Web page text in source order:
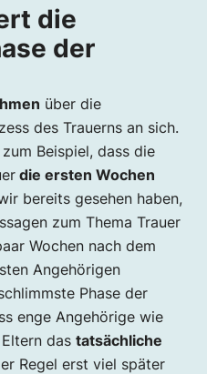
die
der
über die
des Trauerns an sich.
Beispiel, dass die
die ersten Wochen
bereits gesehen haben,
zum Thema Trauer
Wochen nach dem
Angehörigen
Phase der
enge Angehörige wie
das tatsächliche
Regel erst viel später